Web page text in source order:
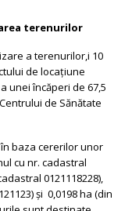
terenurilor
a terenurilor,i 10
de locațiune
unei încăperi de 67,5
de Sănătate
baza cererilor unor
cu nr. cadastral
0121118228),
și 0,0198 ha (din